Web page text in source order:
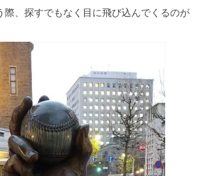
際、探すでもなく目に飛び込んでくるのが